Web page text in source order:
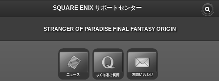
SQUARE ENIX サポートセンター
STRANGER OF PARADISE FINAL FANTASY ORIGIN